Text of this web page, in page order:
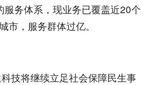
服务体系，现业务已覆盖近20个
市，服务群体过亿。
技将继续立足社会保障民生事